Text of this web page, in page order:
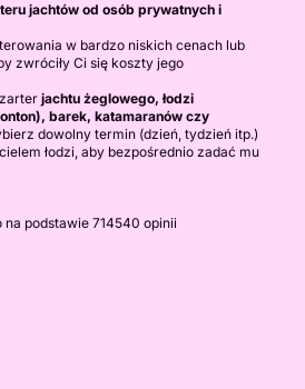
jachtów od osób prywatnych i
w bardzo niskich cenach lub
zwróciły Ci się koszty jego
jachtu żeglowego, łodzi
barek, katamaranów czy
dowolny termin (dzień, tydzień itp.)
łodzi, aby bezpośrednio zadać mu
na podstawie 714540 opinii